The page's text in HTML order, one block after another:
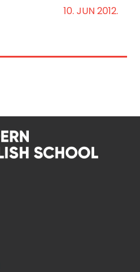
10. JUN 2012.